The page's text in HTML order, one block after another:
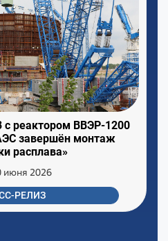
с реактором ВВЭР-1200
завершён монтаж
расплава»
июня 2026
РЕЛИЗ